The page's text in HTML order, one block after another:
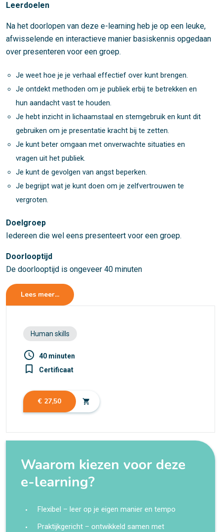
Leerdoelen
Na het doorlopen van deze e-learning heb je op een leuke,
afwisselende en interactieve manier basiskennis opgedaan
over presenteren voor een groep.
Je weet hoe je je verhaal effectief over kunt brengen.
Je ontdekt methoden om je publiek erbij te betrekken en
hun aandacht vast te houden.
Je hebt inzicht in lichaamstaal en stemgebruik en kunt dit
gebruiken om je presentatie kracht bij te zetten.
Je kunt beter omgaan met onverwachte situaties en
vragen uit het publiek.
Je kunt de gevolgen van angst beperken.
Je begrijpt wat je kunt doen om je zelfvertrouwen te
vergroten.
Doelgroep
Iedereen die wel eens presenteert voor een groep.
Doorlooptijd
De doorlooptijd is ongeveer 40 minuten
Lees meer...
Human skills
access_time 40 minuten
turned_in_not Certificaat
€ 27,50 shopping_cart
Waarom kiezen voor deze
e-learning?
Flexibel – leer op je eigen manier en tempo
Praktijkgericht – ontwikkeld samen met